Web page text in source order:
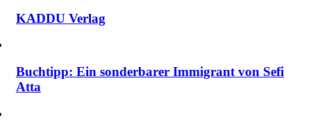
KADDU Verlag
Buchtipp: Ein sonderbarer Immigrant von Sefi
Atta